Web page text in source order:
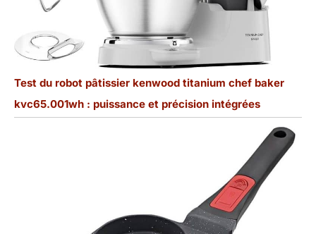
Test du robot pâtissier kenwood titanium chef baker
kvc65.001wh : puissance et précision intégrées